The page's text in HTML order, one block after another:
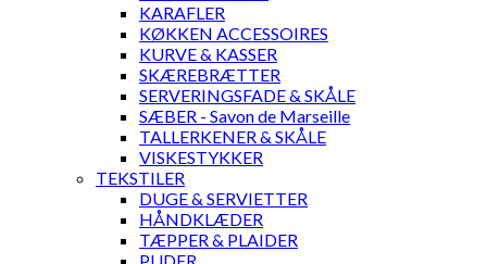
KARAFLER
KØKKEN ACCESSOIRES
KURVE & KASSER
SKÆREBRÆTTER
SERVERINGSFADE & SKÅLE
SÆBER - Savon de Marseille
TALLERKENER & SKÅLE
VISKESTYKKER
TEKSTILER
DUGE & SERVIETTER
HÅNDKLÆDER
TÆPPER & PLAIDER